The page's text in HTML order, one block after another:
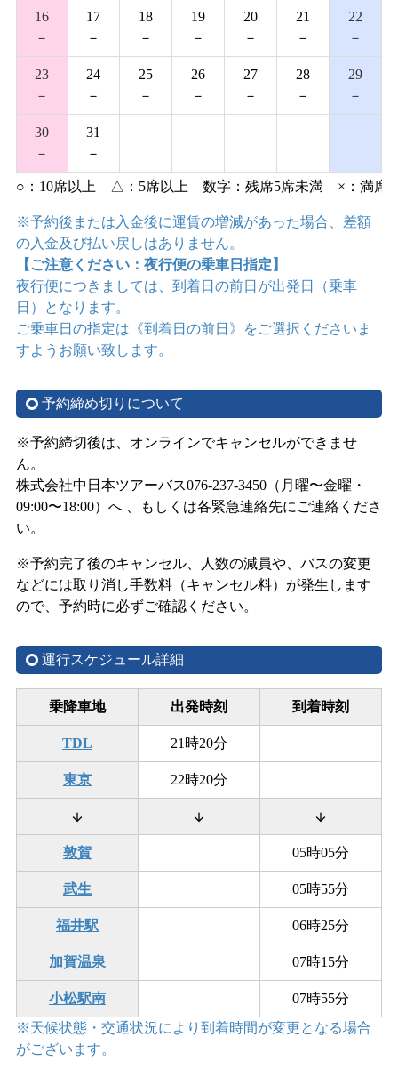
16
－
17
－
18
－
19
－
20
－
21
－
22
－
23
－
24
－
25
－
26
－
27
－
28
－
29
－
30
－
31
－
○：10席以上 △：5席以上 数字：残席5席未満 ×：満席
※予約後または入金後に運賃の増減があった場合、差額
の入金及び払い戻しはありません。
【ご注意ください：夜行便の乗車日指定】
夜行便につきましては、到着日の前日が出発日（乗車
日）となります。
ご乗車日の指定は《到着日の前日》をご選択くださいま
すようお願い致します。
予約締め切りについて
※予約締切後は、オンラインでキャンセルができませ
ん。
株式会社中日本ツアーバス076-237-3450（月曜〜金曜・
09:00〜18:00）へ 、もしくは各緊急連絡先にご連絡くださ
い。
※予約完了後のキャンセル、人数の減員や、バスの変更
などには取り消し手数料（キャンセル料）が発生します
ので、予約時に必ずご確認ください。
運行スケジュール詳細
乗降車地 出発時刻 到着時刻
TDL 21時20分
東京 22時20分
arrow_downward arrow_downward arrow_downward
敦賀 05時05分
武生 05時55分
福井駅 06時25分
加賀温泉 07時15分
小松駅南
07時55分
※天候状態・交通状況により到着時間が変更となる場合
がございます。